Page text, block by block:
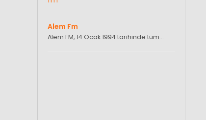
Alem Fm
Alem FM, 14 Ocak 1994 tarihinde tüm…